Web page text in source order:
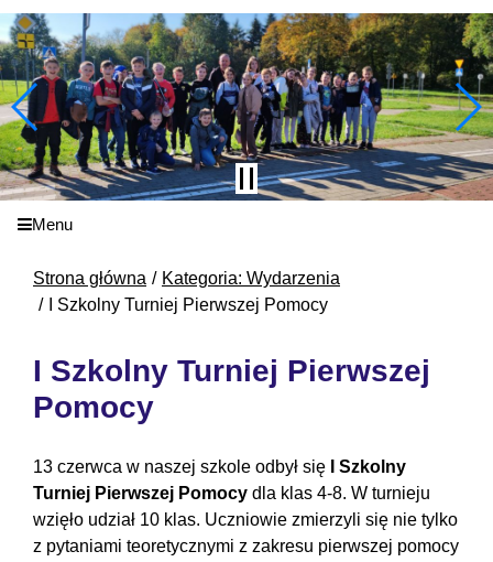
Menu
Strona główna
Kategoria: Wydarzenia
I Szkolny Turniej Pierwszej Pomocy
I Szkolny Turniej Pierwszej
Pomocy
13 czerwca w naszej szkole odbył się
I Szkolny
Turniej Pierwszej Pomocy dla klas 4-8. W turnieju
wzięło udział 10 klas. Uczniowie zmierzyli się nie tylko
z pytaniami teoretycznymi z zakresu pierwszej pomocy